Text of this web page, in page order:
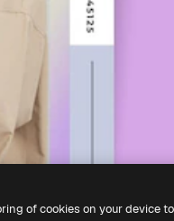
of cookies on your device